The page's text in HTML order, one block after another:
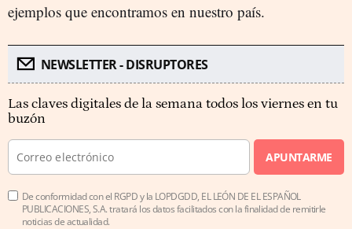
ejemplos que encontramos en nuestro país.
NEWSLETTER - DISRUPTORES
Las claves digitales de la semana todos los viernes en tu
buzón
APUNTARME
De conformidad con el RGPD y la LOPDGDD, EL LEÓN DE EL ESPAÑOL
PUBLICACIONES, S.A. tratará los datos facilitados con la finalidad de remitirle
noticias de actualidad.